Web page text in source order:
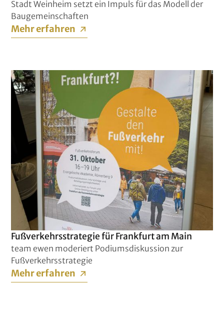
Stadt Weinheim setzt ein Impuls für das Modell der
Baugemeinschaften
Mehr erfahren
Fußverkehrsstrategie für Frankfurt am Main
team ewen moderiert Podiumsdiskussion zur
Fußverkehrsstrategie
Mehr erfahren